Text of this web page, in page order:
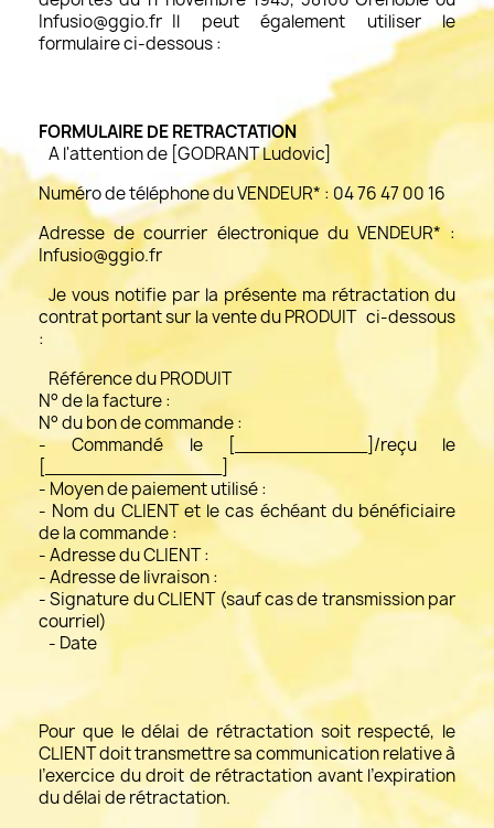
Infusio@ggio.fr Il peut également utiliser le
formulaire ci-dessous :
FORMULAIRE DE RETRACTATION
A l'attention de [GODRANT Ludovic]
Numéro de téléphone du VENDEUR* : 04 76 47 00 16
Adresse de courrier électronique du VENDEUR* :
Infusio@ggio.fr
Je vous notifie par la présente ma rétractation du
contrat portant sur la vente du PRODUIT ci-dessous
:
Référence du PRODUIT
N° de la facture :
N° du bon de commande :
- Commandé le [____________]/reçu le
[________________]
- Moyen de paiement utilisé :
- Nom du CLIENT et le cas échéant du bénéficiaire
de la commande :
- Adresse du CLIENT :
- Adresse de livraison :
- Signature du CLIENT (sauf cas de transmission par
courriel)
- Date
Pour que le délai de rétractation soit respecté, le
CLIENT doit transmettre sa communication relative à
l’exercice du droit de rétractation avant l’expiration
du délai de rétractation.